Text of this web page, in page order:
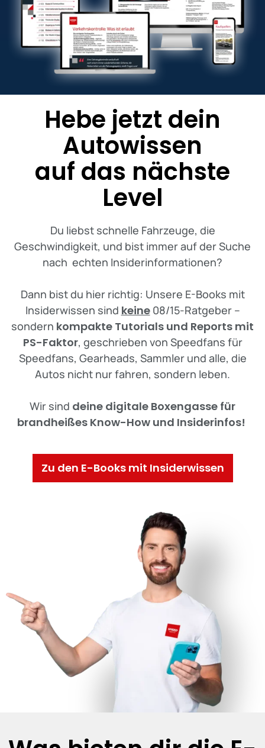
Hebe jetzt dein
Autowissen
auf das nächste
Level
Du liebst schnelle Fahrzeuge, die
Geschwindigkeit, und bist immer auf der Suche
nach echten Insiderinformationen?
Dann bist du hier richtig: Unsere E-Books mit
Insiderwissen sind keine08/15-Ratgeber –
sondern kompakte Tutorials und Reports mit
PS-Faktor, geschrieben von Speedfans für
Speedfans, Gearheads, Sammler und alle, die
Autos nicht nur fahren, sondern leben.
Wir sind deine digitale Boxengasse für
brandheißes Know-How und Insiderinfos!
Zu den E-Books mit Insiderwissen